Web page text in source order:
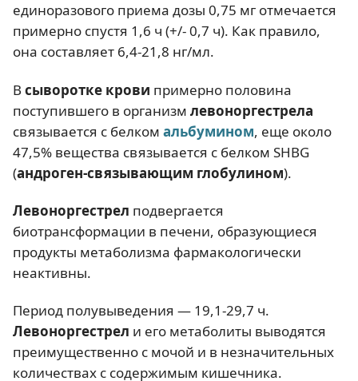
единоразового приема дозы 0,75 мг отмечается
примерно спустя 1,6 ч (+/- 0,7 ч). Как правило,
она составляет 6,4-21,8 нг/мл.
В сыворотке крови примерно половина
поступившего в организм левоноргестрела
связывается с белком альбумином, еще около
47,5% вещества связывается с белком SHBG
(андроген-связывающим глобулином).
Левоноргестрел подвергается
биотрансформации в печени, образующиеся
продукты метаболизма фармакологически
неактивны.
Период полувыведения — 19,1-29,7 ч.
Левоноргестрел и его метаболиты выводятся
преимущественно с мочой и в незначительных
количествах с содержимым кишечника.